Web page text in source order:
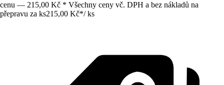
cenu — 215,00 Kč * Všechny ceny vč. DPH a bez nákladů na
přepravu za ks215,00 Kč*/ ks